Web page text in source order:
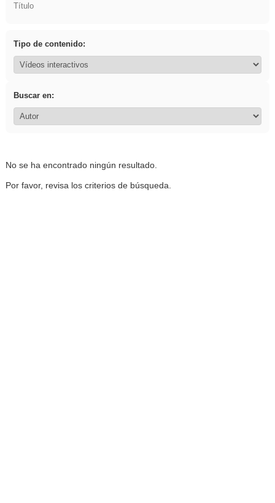
Título
Tipo de contenido:
Buscar en:
No se ha encontrado ningún resultado.
Por favor, revisa los criterios de búsqueda.